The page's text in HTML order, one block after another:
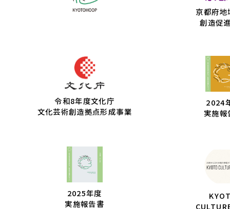
京都府地
創造促
令和8年度文化庁
文化芸術創造拠点形成事業
2024
実施報
2025年度
実施報告書